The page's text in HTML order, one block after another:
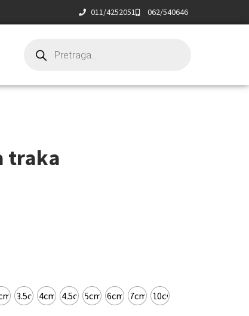
011/4252051 062/540646
traka
3.5cm4cm 4.5cm5cm 6cm 7cm 10cm